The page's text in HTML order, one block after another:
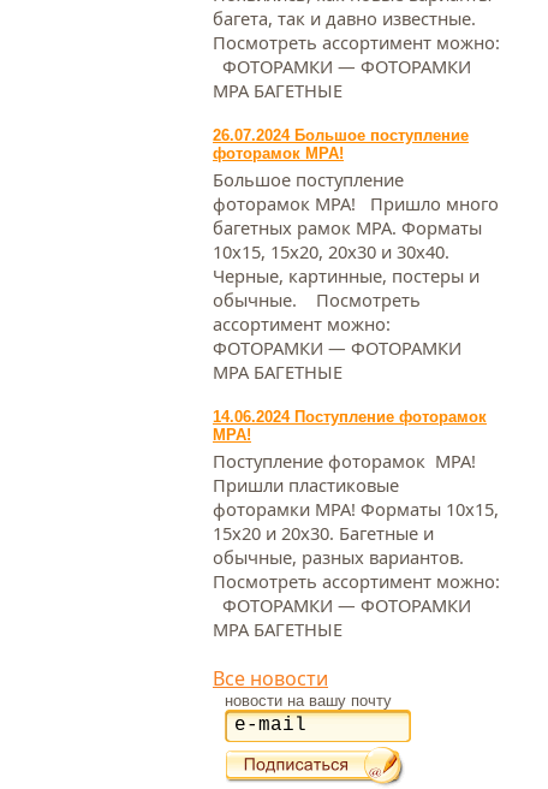
багета, так и давно известные.
Посмотреть ассортимент можно:
ФОТОРАМКИ — ФОТОРАМКИ
МРА БАГЕТНЫЕ
26.07.2024 Большое поступление
фоторамок МРА!
Большое поступление
фоторамок МРА! Пришло много
багетных рамок МРА. Форматы
10х15, 15х20, 20х30 и 30х40.
Черные, картинные, постеры и
обычные. Посмотреть
ассортимент можно:
ФОТОРАМКИ — ФОТОРАМКИ
МРА БАГЕТНЫЕ
14.06.2024 Поступление фоторамок
МРА!
Поступление фоторамок МРА!
Пришли пластиковые
фоторамки МРА! Форматы 10х15,
15х20 и 20х30. Багетные и
обычные, разных вариантов.
Посмотреть ассортимент можно:
ФОТОРАМКИ — ФОТОРАМКИ
МРА БАГЕТНЫЕ
Все новости
новости на вашу почту